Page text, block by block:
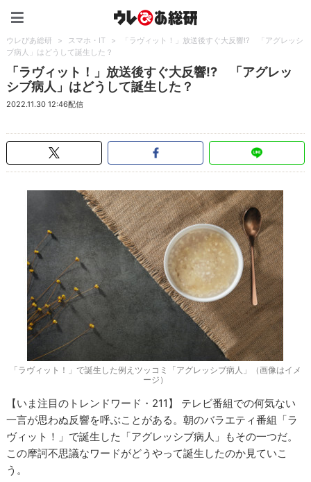
ウレぴあ総研 > スマホ・IT >
「ラヴィット！」放送後すぐ大反響!? 「アグレッシ
ブ病人」はどうして誕生した？
「ラヴィット！」放送後すぐ大反響!? 「アグレッ
シブ病人」はどうして誕生した？
2022.11.30 12:46配信
「ラヴィット！」で誕生した例えツッコミ「アグレッシブ病人」（画像はイメ
ージ）
【いま注目のトレンドワード・211】 テレビ番組での何気ない
一言が思わぬ反響を呼ぶことがある。朝のバラエティ番組「ラ
ヴィット！」で誕生した「アグレッシブ病人」もその一つだ。
この摩訶不思議なワードがどうやって誕生したのか見ていこ
う。